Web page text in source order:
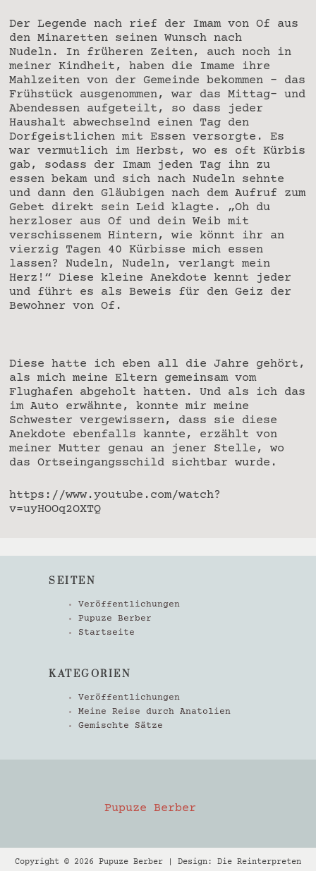
Der Legende nach rief der Imam von Of aus
den Minaretten seinen Wunsch nach
Nudeln. In früheren Zeiten, auch noch in
meiner Kindheit, haben die Imame ihre
Mahlzeiten von der Gemeinde bekommen – das
Frühstück ausgenommen, war das Mittag- und
Abendessen aufgeteilt, so dass jeder
Haushalt abwechselnd einen Tag den
Dorfgeistlichen mit Essen versorgte. Es
war vermutlich im Herbst, wo es oft Kürbis
gab, sodass der Imam jeden Tag ihn zu
essen bekam und sich nach Nudeln sehnte
und dann den Gläubigen nach dem Aufruf zum
Gebet direkt sein Leid klagte. „Oh du
herzloser aus Of und dein Weib mit
verschissenem Hintern, wie könnt ihr an
vierzig Tagen 40 Kürbisse mich essen
lassen? Nudeln, Nudeln, verlangt mein
Herz!“ Diese kleine Anekdote kennt jeder
und führt es als Beweis für den Geiz der
Bewohner von Of.
Diese hatte ich eben all die Jahre gehört,
als mich meine Eltern gemeinsam vom
Flughafen abgeholt hatten. Und als ich das
im Auto erwähnte, konnte mir meine
Schwester vergewissern, dass sie diese
Anekdote ebenfalls kannte, erzählt von
meiner Mutter genau an jener Stelle, wo
das Ortseingangsschild sichtbar wurde.
https://www.youtube.com/watch?
v=uyHOOq2OXTQ
SEITEN
Veröffentlichungen
Pupuze Berber
Startseite
KATEGORIEN
Veröffentlichungen
Meine Reise durch Anatolien
Gemischte Sätze
Pupuze Berber
Copyright © 2026 Pupuze Berber | Design: Die Reinterpreten